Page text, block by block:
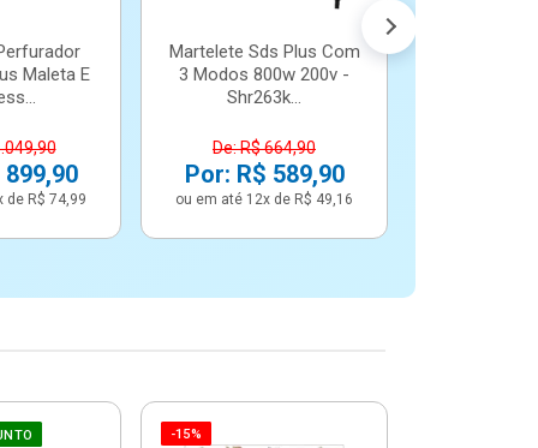
Maleta E
de R$ 74,99
Martelete Sds Plus Com
3 Modos 800w 200v -
Shr263k...
De: R$ 664,90
Por: R$ 589,90
ou em até 12x de R$ 49,16
-15%